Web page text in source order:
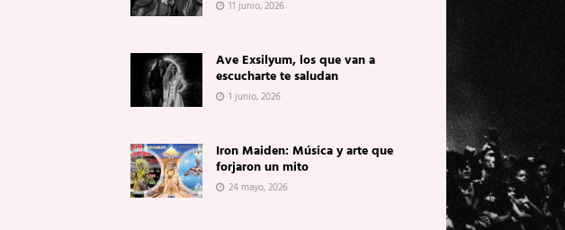
11 junio, 2026
Ave Exsilyum, los que van a
escucharte te saludan
1 junio, 2026
Iron Maiden: Música y arte que
forjaron un mito
24 mayo, 2026